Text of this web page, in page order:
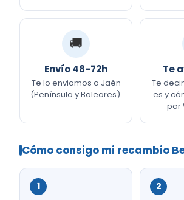
🚚
Envío 48-72h
Te lo enviamos a Jaén
(Península y Baleares).
Te
Te
es y
por
Cómo consigo mi recambio
1 2